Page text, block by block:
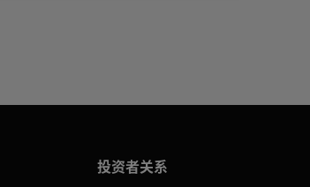
投资者关系